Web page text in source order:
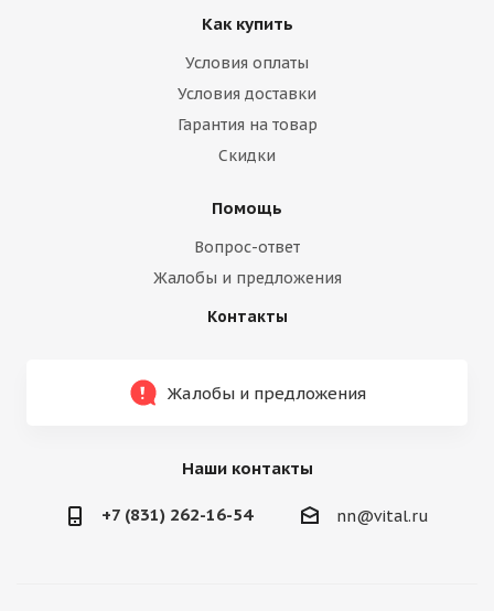
Как купить
Условия оплаты
Условия доставки
Гарантия на товар
Скидки
Помощь
Вопрос-ответ
Жалобы и предложения
Контакты
Жалобы и предложения
Наши контакты
+7 (831) 262-16-54 nn@vital.ru